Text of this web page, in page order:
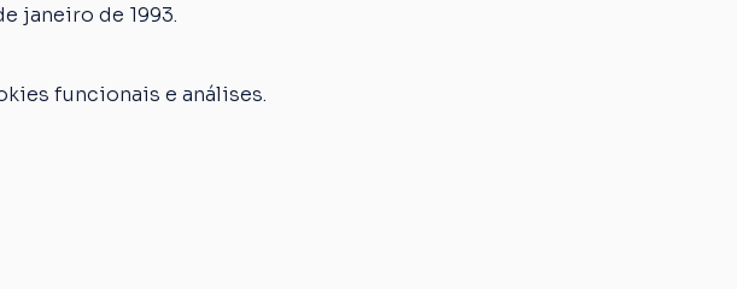
janeiro de 1993.
funcionais e análises.